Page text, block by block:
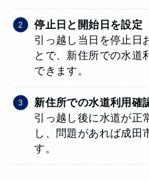
停止日と開始日を設定
引っ越し当日を停止日
とで、新住所での水道
できます。
新住所での水道利用確
引っ越し後に水道が正
し、問題があれば成田
す。